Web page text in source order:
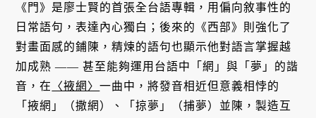
《門》是廖士賢的首張全台語專輯，用偏向敘事性的
日常語句，表達內心獨白；後來的《西部》則強化了
對畫面感的鋪陳，精煉的語句也顯示他對語言掌握越
加成熟 —— 甚至能夠運用台語中「網」與「夢」的諧
音，在
〈掖網〉一曲中，將發音相近但意義相悖的
「掖網」（撒網）、「掠夢」（捕夢）並陳，製造互